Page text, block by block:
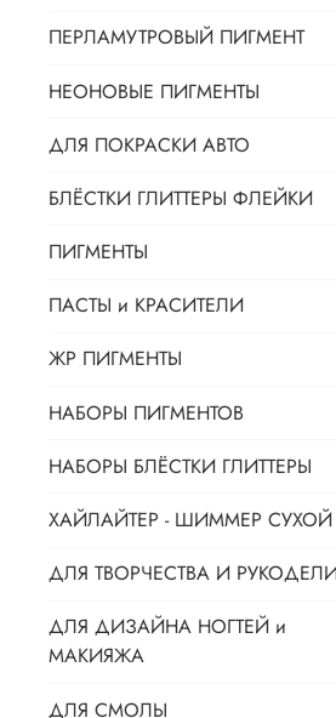
ПЕРЛАМУТРОВЫЙ ПИГМЕНТ
НЕОНОВЫЕ ПИГМЕНТЫ
ДЛЯ ПОКРАСКИ АВТО
БЛЁСТКИ ГЛИТТЕРЫ ФЛЕЙКИ
ПИГМЕНТЫ
ПАСТЫ и КРАСИТЕЛИ
ЖР ПИГМЕНТЫ
НАБОРЫ ПИГМЕНТОВ
НАБОРЫ БЛЁСТКИ ГЛИТТЕРЫ
ХАЙЛАЙТЕР - ШИММЕР СУХОЙ
ДЛЯ ТВОРЧЕСТВА И
ДЛЯ ДИЗАЙНА НОГТЕЙ и
МАКИЯЖА
ДЛЯ СМОЛЫ